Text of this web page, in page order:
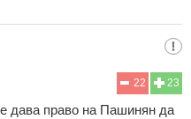
23
22
дава право на Пашинян да